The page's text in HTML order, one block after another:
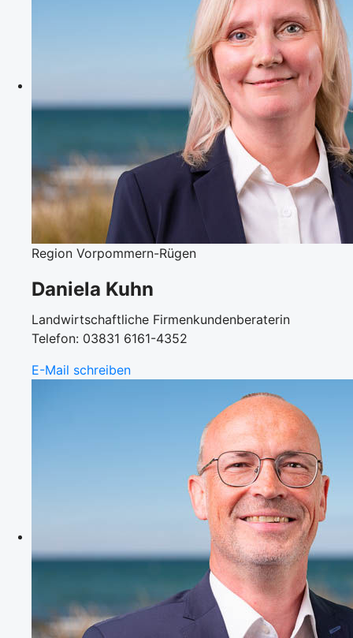
Region Vorpommern-Rügen
Daniela Kuhn
Landwirtschaftliche Firmenkundenberaterin
Telefon: 03831 6161-4352
E-Mail schreiben